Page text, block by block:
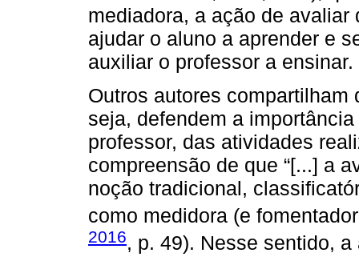
mediadora, a ação de
ajudar o aluno a aprender e
auxiliar o professor a ensinar.
Outros autores
seja, defendem a
professor, das atividades
compreensão de que “[...] a
noção tradicional,
como medidora (e
2016, p. 49). Nesse sentido,